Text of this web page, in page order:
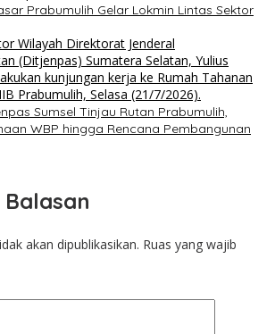
Prabumulih Gelar Lokmin Lintas Sektor
Sumsel Tinjau Rutan Prabumulih,
WBP hingga Rencana Pembangunan
akan dipublikasikan. Ruas yang wajib